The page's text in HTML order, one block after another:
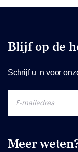
Blijf op de
Schrijf u in voor
Meer